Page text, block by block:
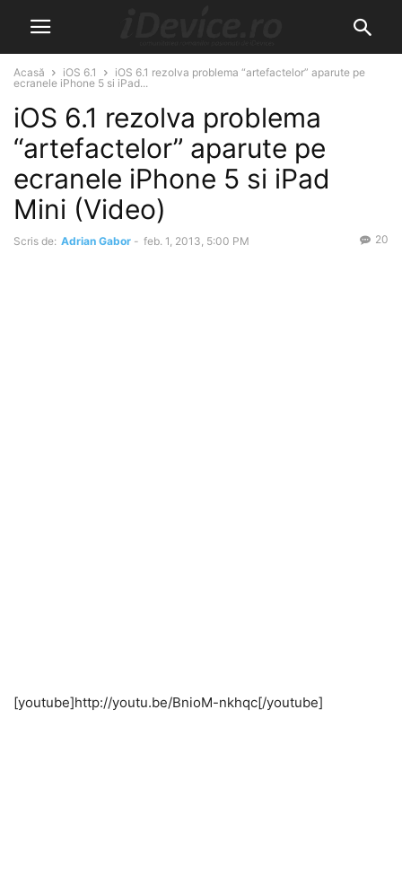
Acasă iOS 6.1
iOS 6.1 rezolva problema “artefactelor” aparute pe
ecranele iPhone 5 si iPad...
iOS 6.1 rezolva problema
“artefactelor” aparute pe
ecranele iPhone 5 si iPad
Mini (Video)
Scris de: Adrian Gabor - feb. 1, 2013, 5:00 PM 20
[youtube]http://youtu.be/BnioM-nkhqc[/youtube]